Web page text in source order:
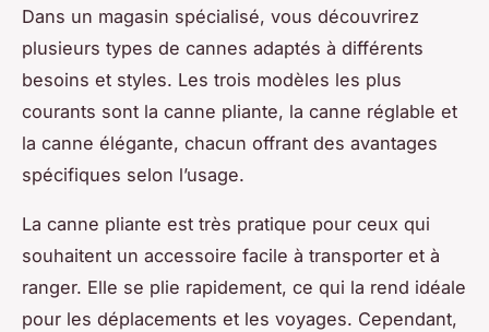
Dans un magasin spécialisé, vous découvrirez
plusieurs types de cannes adaptés à différents
besoins et styles. Les trois modèles les plus
courants sont la canne pliante, la canne réglable et
la canne élégante, chacun offrant des avantages
spécifiques selon l’usage.
La canne pliante est très pratique pour ceux qui
souhaitent un accessoire facile à transporter et à
ranger. Elle se plie rapidement, ce qui la rend idéale
pour les déplacements et les voyages. Cependant,